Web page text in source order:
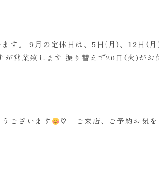
す。 9月の定休日は、5日(月)、12日(
営業致します 振り替えで20日(火)がお
ございます ♡ ご来店、ご予約お気を